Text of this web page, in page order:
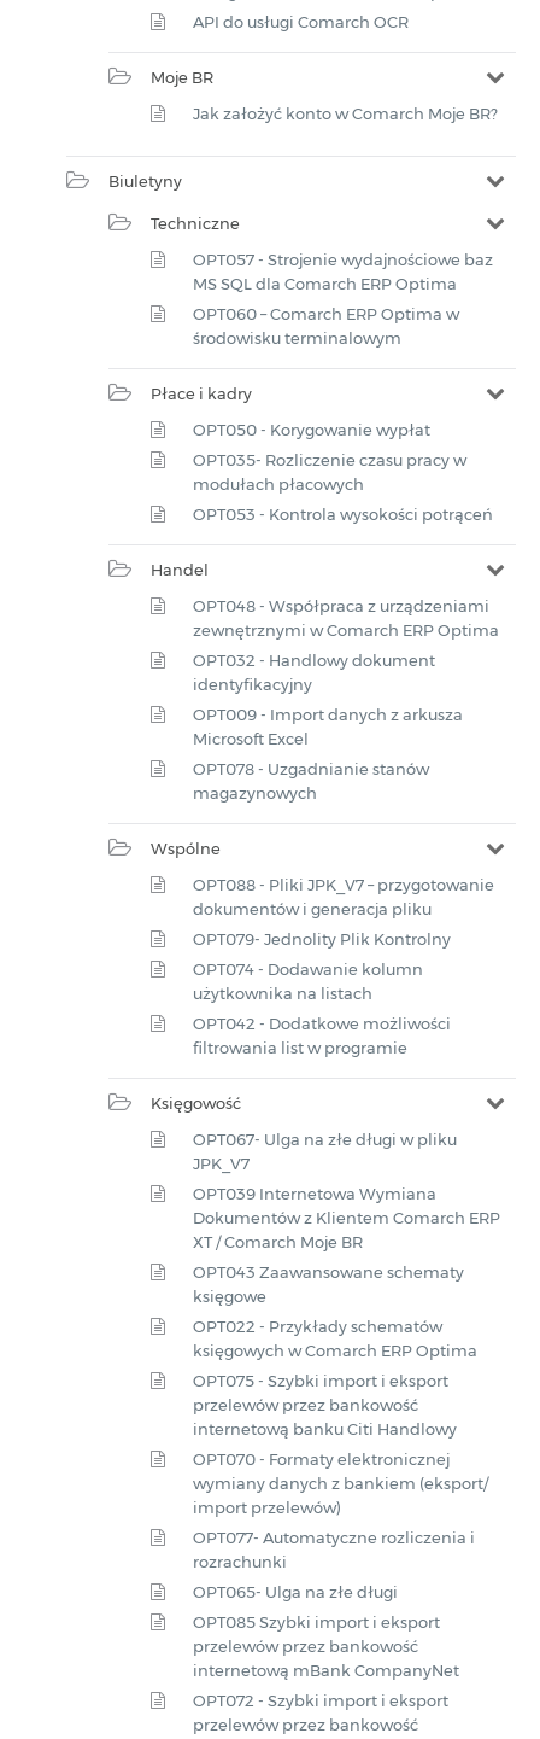
API do usługi Comarch OCR
Moje BR
Jak założyć konto w Comarch Moje BR?
Biuletyny
Techniczne
OPT057 - Strojenie wydajnościowe baz
MS SQL dla Comarch ERP Optima
OPT060 – Comarch ERP Optima w
środowisku terminalowym
Płace i kadry
OPT050 - Korygowanie wypłat
OPT035- Rozliczenie czasu pracy w
modułach płacowych
OPT053 - Kontrola wysokości potrąceń
Handel
OPT048 - Współpraca z urządzeniami
zewnętrznymi w Comarch ERP Optima
OPT032 - Handlowy dokument
identyfikacyjny
OPT009 - Import danych z arkusza
Microsoft Excel
OPT078 - Uzgadnianie stanów
magazynowych
Wspólne
OPT088 - Pliki JPK_V7 – przygotowanie
dokumentów i generacja pliku
OPT079- Jednolity Plik Kontrolny
OPT074 - Dodawanie kolumn
użytkownika na listach
OPT042 - Dodatkowe możliwości
filtrowania list w programie
Księgowość
OPT067- Ulga na złe długi w pliku
JPK_V7
OPT039 Internetowa Wymiana
Dokumentów z Klientem Comarch ERP
XT / Comarch Moje BR
OPT043 Zaawansowane schematy
księgowe
OPT022 - Przykłady schematów
księgowych w Comarch ERP Optima
OPT075 - Szybki import i eksport
przelewów przez bankowość
internetową banku Citi Handlowy
OPT070 - Formaty elektronicznej
wymiany danych z bankiem (eksport/
import przelewów)
OPT077- Automatyczne rozliczenia i
rozrachunki
OPT065- Ulga na złe długi
OPT085 Szybki import i eksport
przelewów przez bankowość
internetową mBank CompanyNet
OPT072 - Szybki import i eksport
przelewów przez bankowość